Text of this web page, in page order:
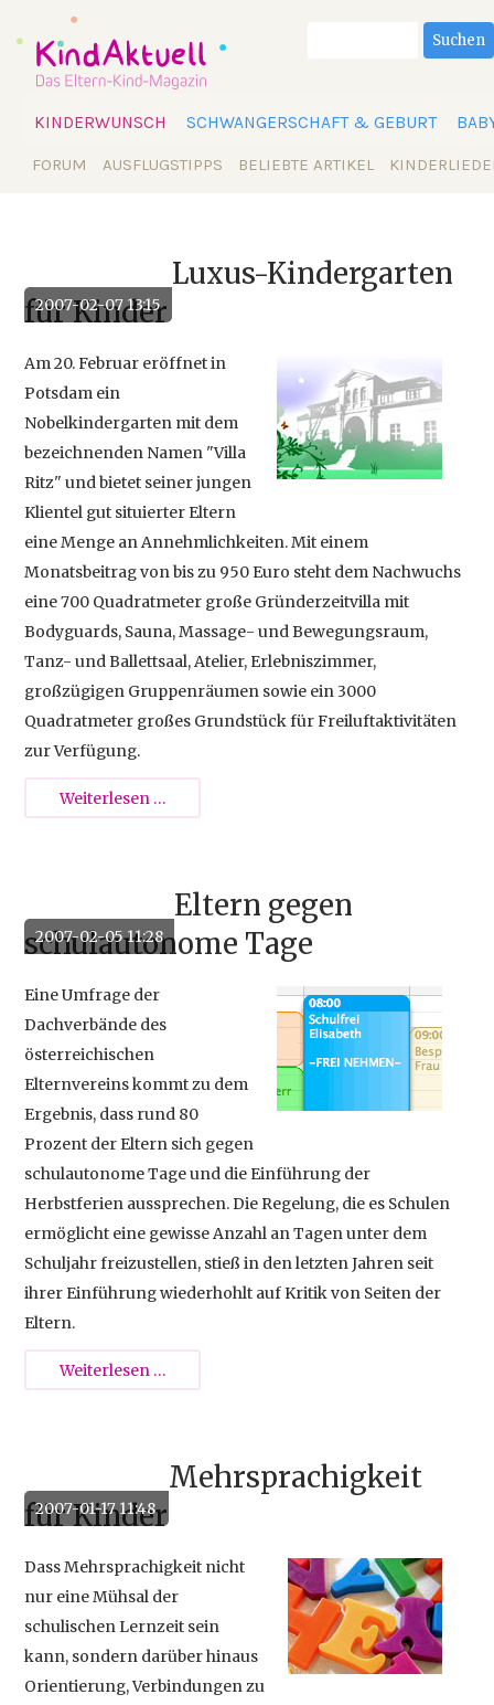
überspringen
KINDERWUNSCH SCHWANGERSCHAFT & GEBURT
Navigation
FORUM AUSFLUGSTIPPS BELIEBTE ARTIKEL
Suchen
2007-02-07 13:15
Luxus-Kindergarten
für Kinder
Am 20. Februar eröffnet in
Potsdam ein
Nobelkindergarten mit dem
bezeichnenden Namen "Villa
Ritz" und bietet seiner jungen
Klientel gut situierter Eltern
eine Menge an Annehmlichkeiten. Mit einem
Monatsbeitrag von bis zu 950 Euro steht dem Nachwuchs
eine 700 Quadratmeter große Gründerzeitvilla mit
Bodyguards, Sauna, Massage- und Bewegungsraum,
Tanz- und Ballettsaal, Atelier, Erlebniszimmer,
großzügigen Gruppenräumen sowie ein 3000
Quadratmeter großes Grundstück für Freiluftaktivitäten
zur Verfügung.
Weiterlesen …Luxus-
Kinder
2007-02-05 11:28
Eltern gegen
schulautonome Tage
Eine Umfrage der
Dachverbände des
österreichischen
Elternvereins kommt zu dem
Ergebnis, dass rund 80
Prozent der Eltern sich gegen
schulautonome Tage und die Einführung der
Herbstferien aussprechen. Die Regelung, die es Schulen
ermöglicht eine gewisse Anzahl an Tagen unter dem
Schuljahr freizustellen, stieß in den letzten Jahren seit
ihrer Einführung wiederhohlt auf Kritik von Seiten der
Eltern.
Weiterlesen …Eltern
2007-01-17 11:48
Mehrsprachigkeit
für Kinder
Dass Mehrsprachigkeit nicht
nur eine Mühsal der
schulischen Lernzeit sein
kann, sondern darüber hinaus
Orientierung, Verbindungen zu